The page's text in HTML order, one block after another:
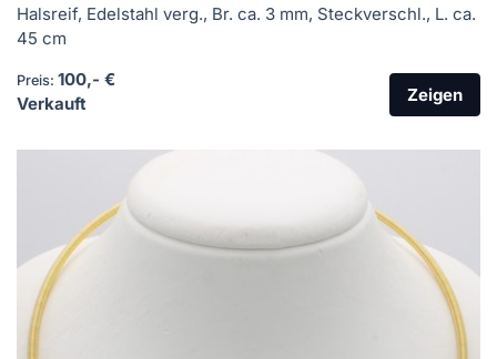
Halsreif, Edelstahl verg., Br. ca. 3 mm, Steckverschl., L. ca.
45 cm
Preis: 100,- €
Verkauft
Zeigen